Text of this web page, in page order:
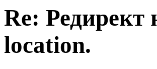
Re: Редирект
location.